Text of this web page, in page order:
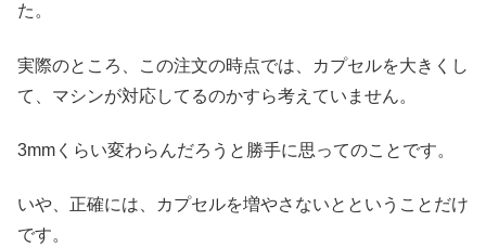
た。
実際のところ、この注文の時点では、カプセルを大きくし
て、マシンが対応してるのかすら考えていません。
3mmくらい変わらんだろうと勝手に思ってのことです。
いや、正確には、カプセルを増やさないとということだけ
です。